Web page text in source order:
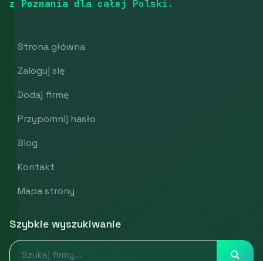
z Poznania dla całej Polski.
Strona główna
Zaloguj się
Dodaj firmę
Przypomnij hasło
Blog
Kontakt
Mapa strony
Szybkie wyszukiwanie